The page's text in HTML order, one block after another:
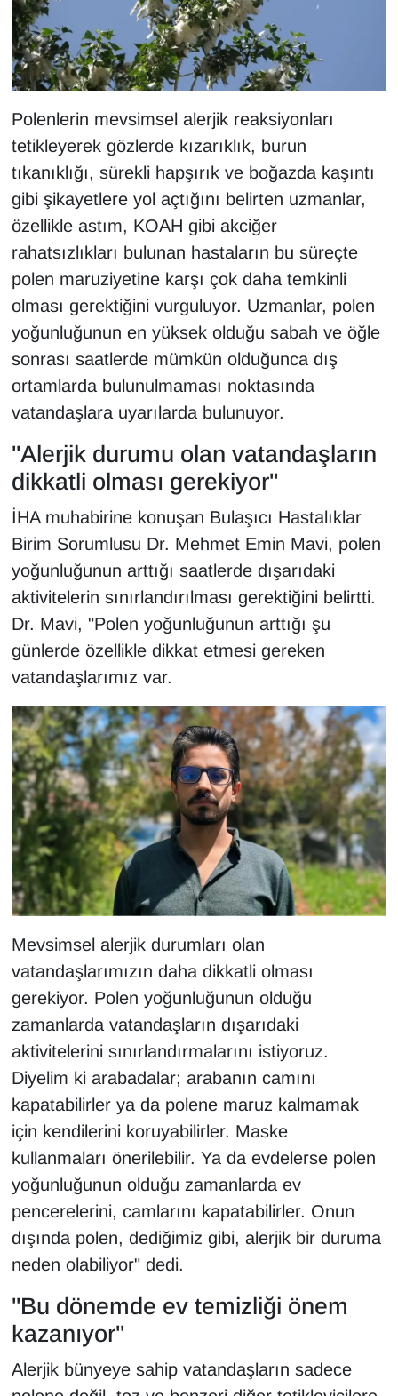
Polenlerin mevsimsel alerjik reaksiyonları
tetikleyerek gözlerde kızarıklık, burun
tıkanıklığı, sürekli hapşırık ve boğazda kaşıntı
gibi şikayetlere yol açtığını belirten uzmanlar,
özellikle astım, KOAH gibi akciğer
rahatsızlıkları bulunan hastaların bu süreçte
polen maruziyetine karşı çok daha temkinli
olması gerektiğini vurguluyor. Uzmanlar, polen
yoğunluğunun en yüksek olduğu sabah ve öğle
sonrası saatlerde mümkün olduğunca dış
ortamlarda bulunulmaması noktasında
vatandaşlara uyarılarda bulunuyor.
"Alerjik durumu olan vatandaşların
dikkatli olması gerekiyor"
İHA muhabirine konuşan Bulaşıcı Hastalıklar
Birim Sorumlusu Dr. Mehmet Emin Mavi, polen
yoğunluğunun arttığı saatlerde dışarıdaki
aktivitelerin sınırlandırılması gerektiğini belirtti.
Dr. Mavi, "Polen yoğunluğunun arttığı şu
günlerde özellikle dikkat etmesi gereken
vatandaşlarımız var.
Mevsimsel alerjik durumları olan
vatandaşlarımızın daha dikkatli olması
gerekiyor. Polen yoğunluğunun olduğu
zamanlarda vatandaşların dışarıdaki
aktivitelerini sınırlandırmalarını istiyoruz.
Diyelim ki arabadalar; arabanın camını
kapatabilirler ya da polene maruz kalmamak
için kendilerini koruyabilirler. Maske
kullanmaları önerilebilir. Ya da evdelerse polen
yoğunluğunun olduğu zamanlarda ev
pencerelerini, camlarını kapatabilirler. Onun
dışında polen, dediğimiz gibi, alerjik bir duruma
neden olabiliyor" dedi.
"Bu dönemde ev temizliği önem
kazanıyor"
Alerjik bünyeye sahip vatandaşların sadece
Resmi İlanlar
RÖPORTAJ
SAĞLIK
Seri İlan
Sinema - TV
SİYASET
SPOR
TEBRİK
TEKNOLOJİ
Turizm
VAN'DA SPOR
Vasıta
YAŞAM
YEREL